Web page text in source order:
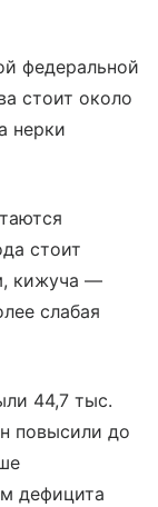
федеральной
стоит около
нерки
стоит
кижуча —
слабая
44,7 тыс.
повысили до
дефицита